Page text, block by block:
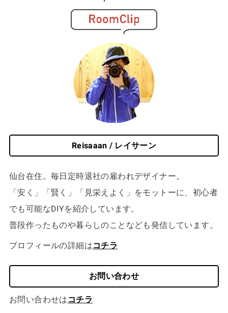
Reisaaan / レイサーン
仙台在住。毎日定時退社の雇われデザイナー。
「安く」「賢く」「見栄えよく」をモットーに、初心者
でも可能なDIYを紹介しています。
普段作ったものや暮らしのことなども発信しています。
プロフィールの詳細はコチラ
お問い合わせ
お問い合わせはコチラ